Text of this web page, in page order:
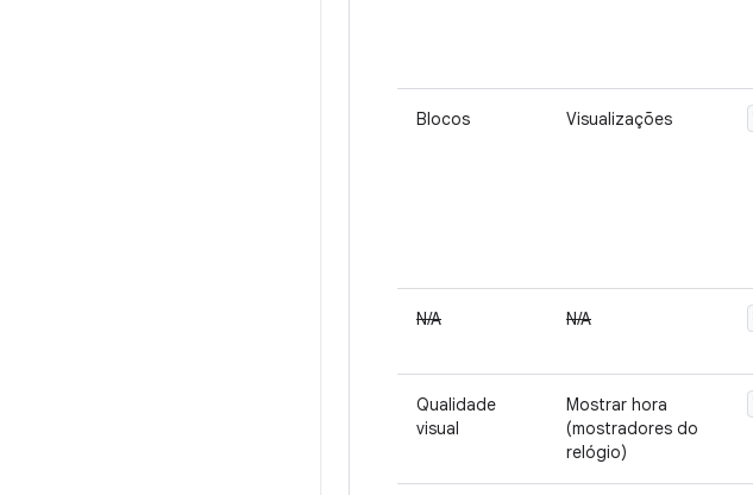
Blocos Visualizações
N/A N/A
Qualidade
visual
Mostrar hora
(mostradores do
relógio)